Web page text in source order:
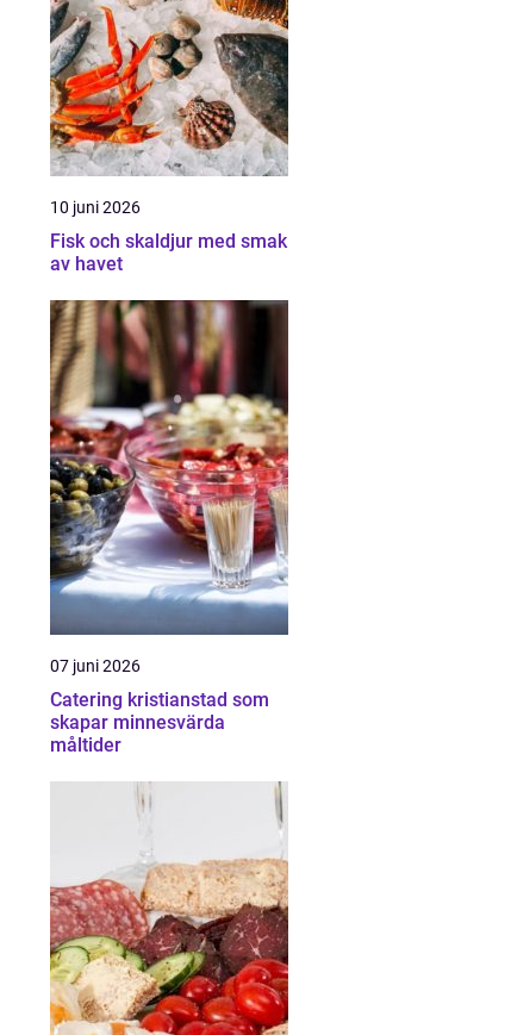
10 juni 2026
Fisk och skaldjur med smak
av havet
07 juni 2026
Catering kristianstad som
skapar minnesvärda
måltider